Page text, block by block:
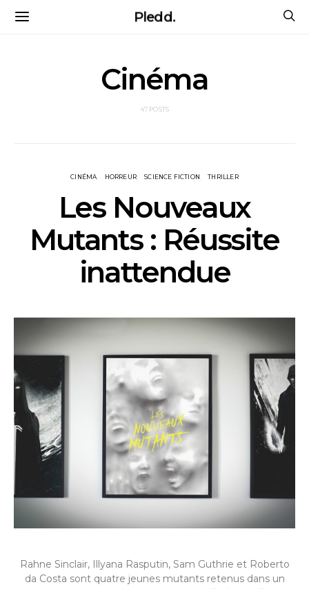
Pledd.
Cinéma
47 POSTS
CINÉMA HORREUR SCIENCE FICTION THRILLER
Les Nouveaux
Mutants : Réussite
inattendue
Rahne Sinclair, Illyana Rasputin, Sam Guthrie et Roberto
da Costa sont quatre jeunes mutants retenus dans un